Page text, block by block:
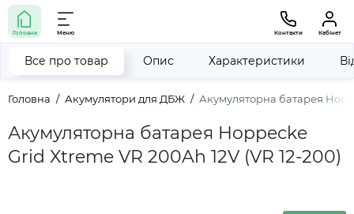
Головна Меню Контакти Кабінет
Головна Акумулятори для ДБЖ Акумуляторна батарея
Акумуляторна батарея Hoppecke
Grid Xtreme VR 200Ah 12V (VR 12-200)
Все про товар Опис Характеристики